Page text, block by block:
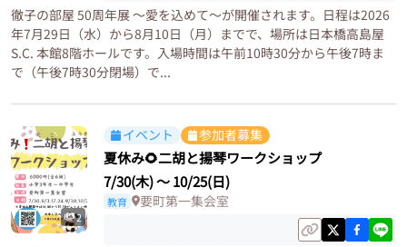
徹子の部屋 50周年展 ～愛を込めて～が開催されます。日程は2026
年7月29日（水）から8月10日（月）までで、場所は日本橋高島屋
S.C. 本館8階ホールです。入場時間は午前10時30分から午後7時ま
で（午後7時30分閉場）で...
2
イベント 参加者募集
夏休み🌻二胡と揚琴ワークショップ
7/30(木)〜10/25(日)
教育 要町第一集会室